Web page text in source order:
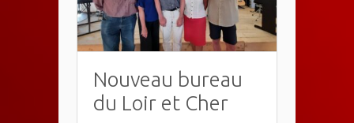
Nouveau bureau
du Loir et Cher